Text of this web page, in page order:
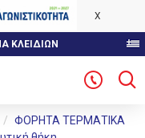
X
ΚΛΕΙΔΙΩΝ
ΦΟΡΗΤΑ ΤΕΡΜΑΤΙΚΑ